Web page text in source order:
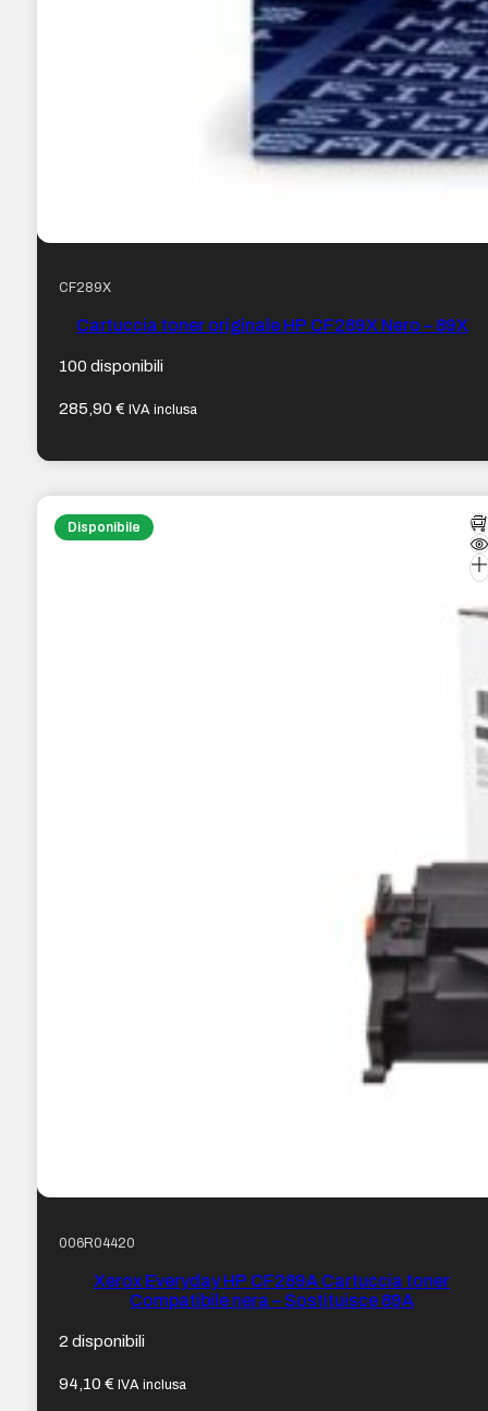
CF289X
Cartuccia toner originale HP CF289X Nero – 89X
100 disponibili
285,90€ IVA inclusa
Disponibile
006R04420
Xerox Everyday HP CF289A Cartuccia toner
Compatibile nera – Sostituisce 89A
2 disponibili
94,10€ IVA inclusa